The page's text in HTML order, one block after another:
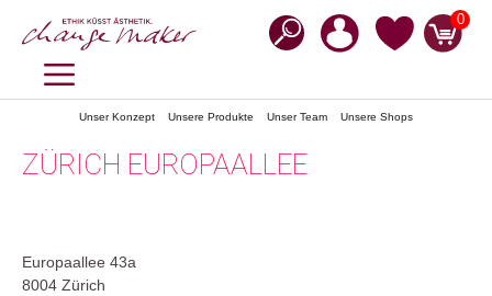
Inhalt
0
MENÜ
Unser Konzept Unsere Produkte Unser Team Unsere Shops
ZÜRICH EUROPAALLEE
Europaallee 43a
8004 Zürich